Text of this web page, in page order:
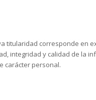
titularidad corresponde en
integridad y calidad de la
carácter personal.